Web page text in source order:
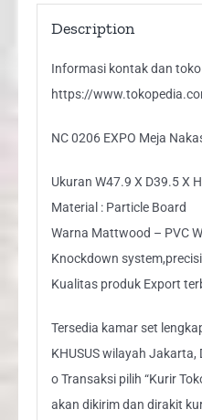
Description
Informasi kontak dan
https://
NC 0206 EXPO Meja
Ukuran W47.9 X D39.5 X
Material : Particle Board
Warna Mattwood – PVC
Knockdown
Kualitas produk Export
Tersedia kamar set
KHUSUS wilayah Jakarta,
o Transaksi pilih “Kurir
akan dikirim dan dirakit